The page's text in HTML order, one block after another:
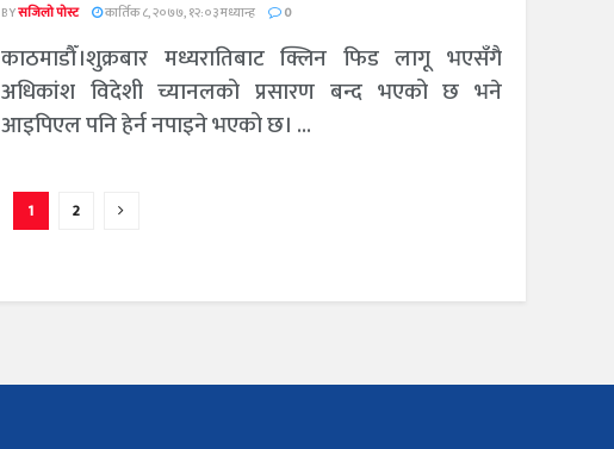
BYसजिलो पोस्ट कार्तिक ८, २०७७, १२:०३ मध्यान्ह 0
काठमाडौँ।शुक्रबार मध्यरातिबाट क्लिन फिड लागू भएसँगै
अधिकांश विदेशी च्यानलको प्रसारण बन्द भएको छ भने
आइपिएल पनि हेर्न नपाइने भएको छ। ...
1 2